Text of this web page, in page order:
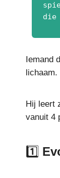
die
Iemand
lichaam.
Hij leert
vanuit 4
1️⃣